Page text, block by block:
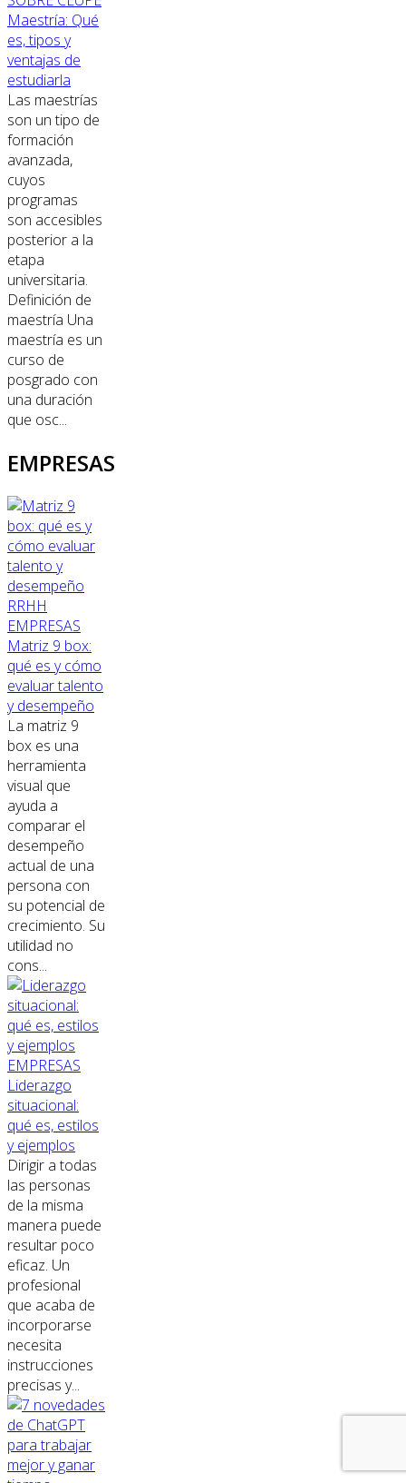
Maestría: Qué
es, tipos y
ventajas de
estudiarla
Las maestrías
son un tipo de
formación
avanzada,
cuyos
programas
son accesibles
posterior a la
etapa
universitaria.
Definición de
maestría Una
maestría es un
curso de
posgrado con
una duración
que osc...
EMPRESAS
RRHH
EMPRESAS
Matriz 9 box:
qué es y cómo
evaluar talento
y desempeño
La matriz 9
box es una
herramienta
visual que
ayuda a
comparar el
desempeño
actual de una
persona con
su potencial de
crecimiento. Su
utilidad no
cons...
EMPRESAS
Liderazgo
situacional:
qué es, estilos
y ejemplos
Dirigir a todas
las personas
de la misma
manera puede
resultar poco
eficaz. Un
profesional
que acaba de
incorporarse
necesita
instrucciones
precisas y...